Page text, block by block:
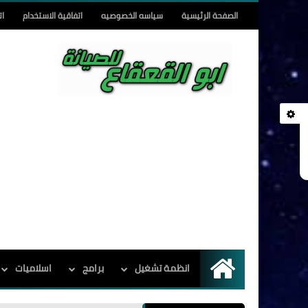
الصفحة الرئيسية سياسه الخصوصيه اتفاقية الاستخدام
الرئيسية
انظمة تشغيل برامج اسلاميات